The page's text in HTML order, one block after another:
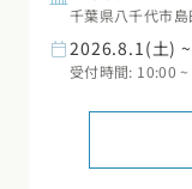
千葉県八千代市島
2026.8.1(土)
受付時間: 10:00